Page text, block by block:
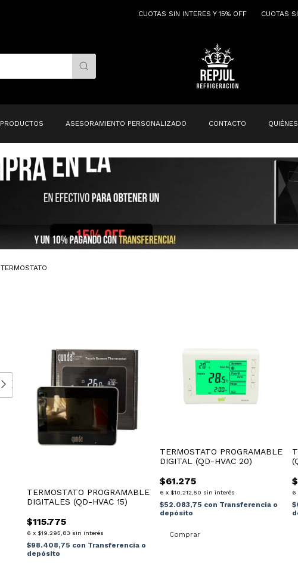
CUOTAS SIN INTERES Y 15% OFF CUOTAS SIN
PRODUCTOS ASESORAMIENTO PERSONALIZADO CONTACTO
TERMOSTATO
TERMOSTATO PROGRAMABLE
DIGITALES (QD-HVAC 15)
$115.775
6 x $19.295,83 sin interés
$98.408,75 con Transferencia o
depósito
TERMOSTATO PROGRAMABLE
DIGITAL (QD-HVAC 20)
$61.275
6 x $10.212,50 sin interés
$52.083,75 con Transferencia o
depósito
6